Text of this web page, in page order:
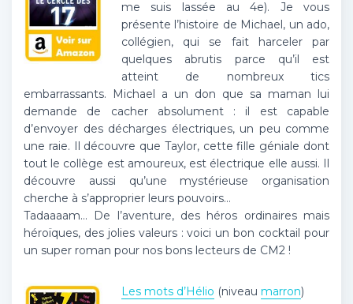
me suis lassée au 4e). Je vous
présente l’histoire de Michael, un ado,
collégien, qui se fait harceler par
quelques abrutis parce qu’il est
atteint de nombreux tics
embarrassants. Michael a un don que sa maman lui
demande de cacher absolument : il est capable
d’envoyer des décharges électriques, un peu comme
une raie. Il découvre que Taylor, cette fille géniale dont
tout le collège est amoureux, est électrique elle aussi. Il
découvre aussi qu’une mystérieuse organisation
cherche à s’approprier leurs pouvoirs…
Tadaaaam… De l’aventure, des héros ordinaires mais
héroïques, des jolies valeurs : voici un bon cocktail pour
un super roman pour nos bons lecteurs de CM2 !
Les mots d’Hélio (niveau marron)